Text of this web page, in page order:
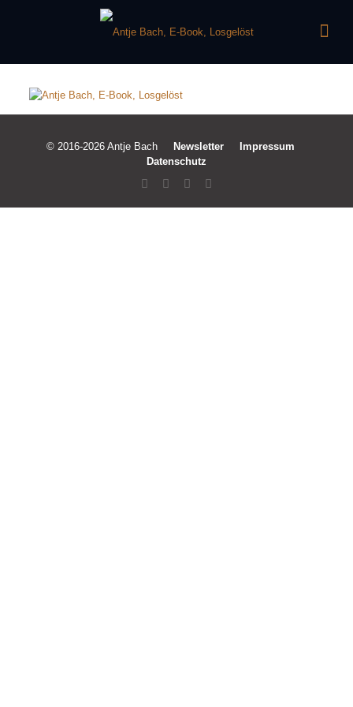
© 2016-2026 Antje Bach Newsletter
Impressum
Datenschutz